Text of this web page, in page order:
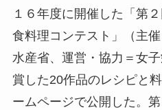
１６年度に開催した「第
食料理コンテスト」（主
水産省、運営・協力＝女
賞した20作品のレシピと
ームページで公開した。